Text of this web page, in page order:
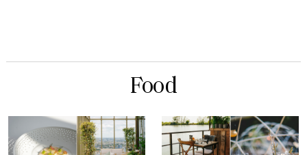
Food